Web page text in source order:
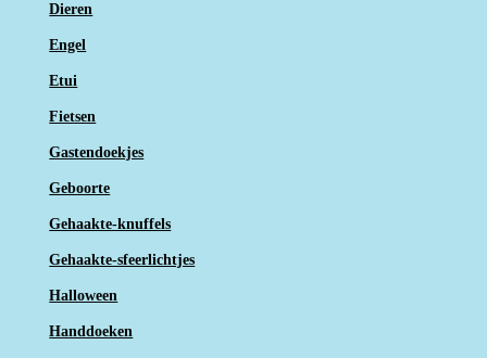
Dieren
Engel
Etui
Fietsen
Gastendoekjes
Geboorte
Gehaakte-knuffels
Gehaakte-sfeerlichtjes
Halloween
Handdoeken